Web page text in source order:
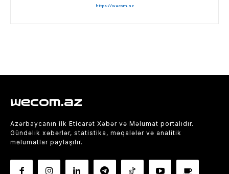
https://wecom.az
wecom.az
Azərbaycanın ilk Eticarət Xəbər və Məlumat portalıdır.
Gündəlik xəbərlər, statistika, məqalələr və analitik
məlumatlar paylaşılır.